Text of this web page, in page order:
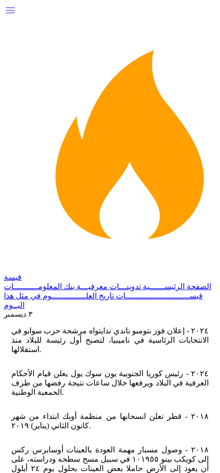
قبسة
الصفحة الرئيســــــية تدوينـــات معرفيـــة بنك المعلومــــــــــات
قبســــــــــــــــــــــــــات تاريخ العلــــــــــــــوم في مثل هذا
اليــوم
٣ ديسمبر
٢٠٢٤ - إعلان فوز نتومبو ناندي ندايتواه مرشحة حزب سوابو في
الانتخابات الرئاسية في ناميبيا، لتصبح أول رئيسة للبلاد منذ
استقلالها.
٢٠٢٤ - رئيس كوريا الجنوبية يون سوك يول يعلن قيام الأحكام
العرفية في البلاد ويرفعها خلال ساعات نتيجة رفضها من طرف
الجمعية الوطنية.
٢٠١٨ - قطر تعلن انسحابها من منظمة أوبك ابتداء من شهر
كانون الثاني (يناير) ٢٠١٩.
٢٠١٨ - وصول مسبار مهمة العودة بالعينات أوسايرس ركس
إلى كويكب بينو ١٠١٩٥٥ في سبيل مسح سطحه ودراسته، على
أن يعود إلى الأرض حاملا بعض العينات بحلول يوم ٢٤ أيلول